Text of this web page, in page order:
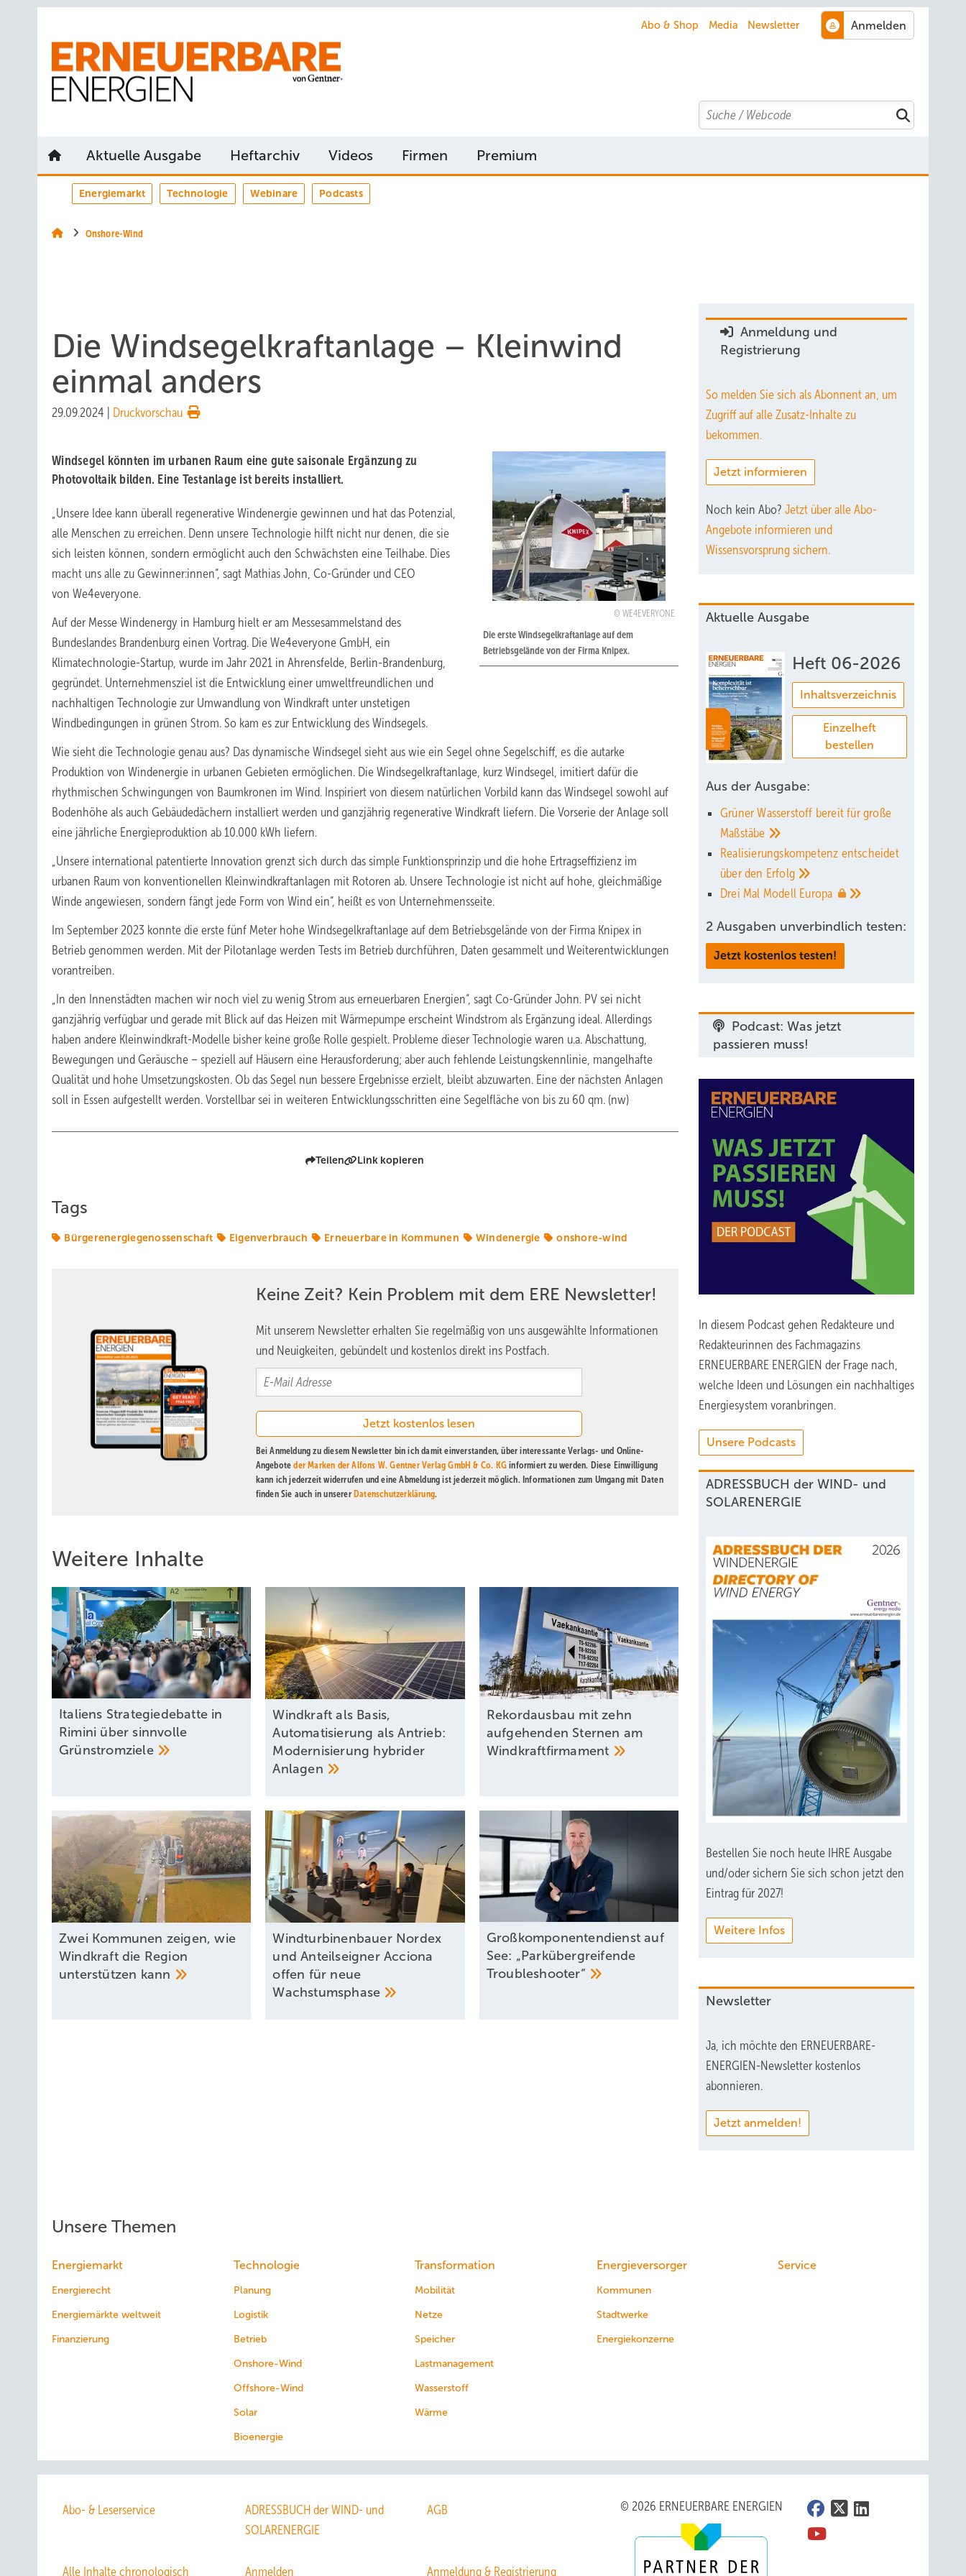
Abo & Shop Media Newsletter
Search
Aktuelle Ausgabe Heftarchiv Videos Firmen Premium
Energiemarkt Technologie Webinare Podcasts
Onshore-Wind
Die Windsegelkraftanlage – Kleinwind
einmal anders
29.09.2024 Druckvorschau
WE4EVERYONE
Die erste Windsegelkraftanlage auf dem
Betriebsgelände von der Firma Knipex.
Windsegel könnten im urbanen Raum eine gute saisonale Ergänzung zu
Photovoltaik bilden. Eine Testanlage ist bereits installiert.
„Unsere Idee kann überall regenerative Windenergie gewinnen und hat das Potenzial,
alle Menschen zu erreichen. Denn unsere Technologie hilft nicht nur denen, die sie
sich leisten können, sondern ermöglicht auch den Schwächsten eine Teilhabe. Dies
macht uns alle zu Gewinner:innen“, sagt Mathias John, Co-Gründer und CEO
von We4everyone.
Auf der Messe Windenergy in Hamburg hielt er am Messesammelstand des
Bundeslandes Brandenburg einen Vortrag. Die We4everyone GmbH, ein
Klimatechnologie-Startup, wurde im Jahr 2021 in Ahrensfelde, Berlin-Brandenburg,
gegründet. Unternehmensziel ist die Entwicklung einer umweltfreundlichen und
nachhaltigen Technologie zur Umwandlung von Windkraft unter unstetigen
Windbedingungen in grünen Strom. So kam es zur Entwicklung des Windsegels.
Wie sieht die Technologie genau aus? Das dynamische Windsegel sieht aus wie ein Segel ohne Segelschiff, es die autarke
Produktion von Windenergie in urbanen Gebieten ermöglichen. Die Windsegelkraftanlage, kurz Windsegel, imitiert dafür die
rhythmischen Schwingungen von Baumkronen im Wind. Inspiriert von diesem natürlichen Vorbild kann das Windsegel sowohl auf
Bodenhöhe als auch Gebäudedächern installiert werden und ganzjährig regenerative Windkraft liefern. Die Vorserie der Anlage soll
eine jährliche Energieproduktion ab 10.000 kWh liefern.
„Unsere international patentierte Innovation grenzt sich durch das simple Funktionsprinzip und die hohe Ertragseffizienz im
urbanen Raum von konventionellen Kleinwindkraftanlagen mit Rotoren ab. Unsere Technologie ist nicht auf hohe, gleichmäßige
Winde angewiesen, sondern fängt jede Form von Wind ein“, heißt es von Unternehmensseite.
Im September 2023 konnte die erste fünf Meter hohe Windsegelkraftanlage auf dem Betriebsgelände von der Firma Knipex in
Betrieb genommen werden. Mit der Pilotanlage werden Tests im Betrieb durchführen, Daten gesammelt und Weiterentwicklungen
vorantreiben.
„In den Innenstädten machen wir noch viel zu wenig Strom aus erneuerbaren Energien“, sagt Co-Gründer John. PV sei nicht
ganzjährig verfügbar und gerade mit Blick auf das Heizen mit Wärmepumpe erscheint Windstrom als Ergänzung ideal. Allerdings
haben andere Kleinwindkraft-Modelle bisher keine große Rolle gespielt. Probleme dieser Technologie waren u.a. Abschattung,
Bewegungen und Geräusche – speziell auf Häusern eine Herausforderung; aber auch fehlende Leistungskennlinie, mangelhafte
Qualität und hohe Umsetzungskosten. Ob das Segel nun bessere Ergebnisse erzielt, bleibt abzuwarten. Eine der nächsten Anlagen
soll in Essen aufgestellt werden. Vorstellbar sei in weiteren Entwicklungsschritten eine Segelfläche von bis zu 60 qm. (nw)
Teilen Link kopieren
Tags
Bürgerenergiegenossenschaft Eigenverbrauch Erneuerbare in Kommunen Windenergie onshore-wind
Keine Zeit? Kein Problem mit dem ERE Newsletter!
Mit unserem Newsletter erhalten Sie regelmäßig von uns ausgewählte Informationen
und Neuigkeiten, gebündelt und kostenlos direkt ins Postfach.
Bei Anmeldung zu diesem Newsletter bin ich damit einverstanden, über interessante Verlags- und Online-
Angeboteder Marken der Alfons W. Gentner Verlag GmbH & Co. KG informiert zu werden. Diese Einwilligung
kann ich jederzeit widerrufen und eine Abmeldung ist jederzeit möglich. Informationen zum Umgang mit Daten
finden Sie auch in unserer Datenschutzerklärung.
Weitere Inhalte
Italiens Strategiedebatte in
Rimini über sinnvolle
Grünstromziele
Windkraft als Basis,
Automatisierung als Antrieb:
Modernisierung hybrider
Anlagen
Rekordausbau mit zehn
aufgehenden Sternen am
Windkraftfirmament
Zwei Kommunen zeigen, wie
Windkraft die Region
unterstützen kann
Windturbinenbauer Nordex
und Anteilseigner Acciona
offen für neue
Wachstumsphase
Großkomponentendienst auf
See: „Parkübergreifende
Troubleshooter“
Anmeldung und
Registrierung
So melden Sie sich als Abonnent an, um
Zugriff auf alle Zusatz-Inhalte zu
bekommen.
Jetzt informieren
Noch kein Abo? Jetzt über alle Abo-
Angebote informieren und
Wissensvorsprung sichern.
Aktuelle Ausgabe
Heft 06-2026
Inhaltsverzeichnis
Einzelheft
bestellen
Aus der Ausgabe:
Grüner Wasserstoff bereit für große
Maßstäbe
Realisierungskompetenz entscheidet
über den Erfolg
Drei Mal Modell Europa
2 Ausgaben unverbindlich testen:
Jetzt kostenlos testen!
Podcast: Was jetzt
passieren muss!
In diesem Podcast gehen Redakteure und
Redakteurinnen des Fachmagazins
ERNEUERBARE ENERGIEN der Frage nach,
welche Ideen und Lösungen ein nachhaltiges
Energiesystem voranbringen.
Unsere Podcasts
ADRESSBUCH der WIND- und
SOLARENERGIE
Bestellen Sie noch heute IHRE Ausgabe
und/oder sichern Sie sich schon jetzt den
Eintrag für 2027!
Weitere Infos
Newsletter
Ja, ich möchte den ERNEUERBARE-
ENERGIEN-Newsletter kostenlos
abonnieren.
Jetzt anmelden!
Unsere Themen
Energiemarkt
Energierecht
Energiemärkte weltweit
Finanzierung
Technologie
Planung
Logistik
Betrieb
Onshore-Wind
Offshore-Wind
Solar
Bioenergie
Transformation
Mobilität
Netze
Speicher
Lastmanagement
Wasserstoff
Wärme
Energieversorger
Kommunen
Stadtwerke
Energiekonzerne
Service
Abo- & Leserservice
ADRESSBUCH der WIND- und
SOLARENERGIE
AGB
Alle Inhalte chronologisch Anmelden Anmeldung & Registrierung
© 2026 ERNEUERBARE ENERGIEN